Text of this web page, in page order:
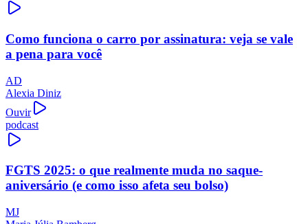
Como funciona o carro por assinatura: veja se vale
a pena para você
AD
Alexia Diniz
Ouvir
podcast
FGTS 2025: o que realmente muda no saque-
aniversário (e como isso afeta seu bolso)
MJ